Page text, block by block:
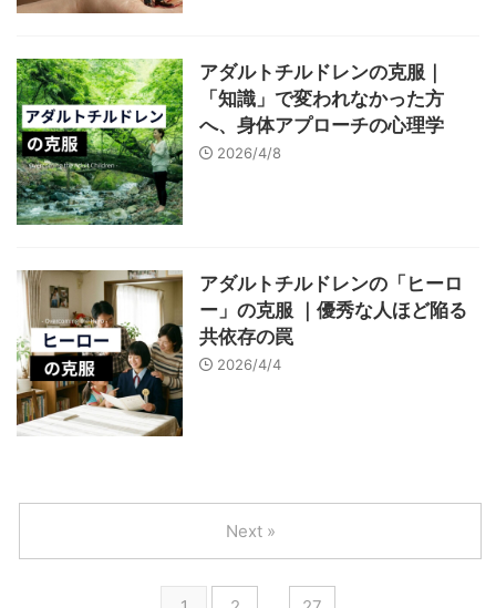
アダルトチルドレンの克服｜
「知識」で変われなかった方
へ、身体アプローチの心理学
2026/4/8
アダルトチルドレンの「ヒーロ
ー」の克服 ｜優秀な人ほど陥る
共依存の罠
2026/4/4
Next »